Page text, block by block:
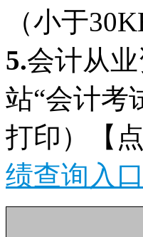
（小于
5.会计从
站“会计考
打印）【
绩查询入口